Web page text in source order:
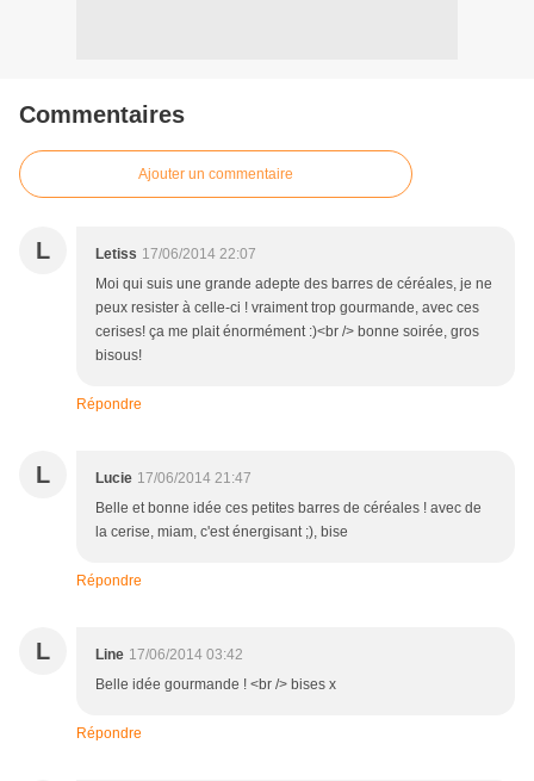
Commentaires
Ajouter un commentaire
L Letiss 17/06/2014 22:07
Moi qui suis une grande adepte des barres de céréales, je ne
peux resister à celle-ci ! vraiment trop gourmande, avec ces
cerises! ça me plait énormément :)<br /> bonne soirée, gros
bisous!
Répondre
L Lucie 17/06/2014 21:47
Belle et bonne idée ces petites barres de céréales ! avec de
la cerise, miam, c'est énergisant ;), bise
Répondre
L Line 17/06/2014 03:42
Belle idée gourmande ! <br /> bises x
Répondre